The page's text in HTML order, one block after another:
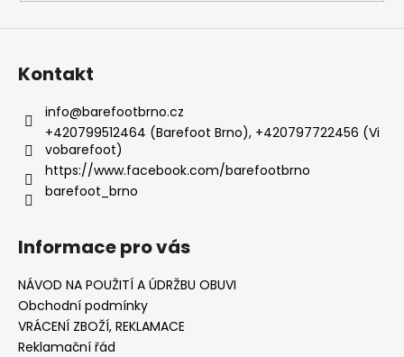
Kontakt
info@barefootbrno.cz
+420799512464 (Barefoot Brno), +420797722456 (Vi
vobarefoot)
https://www.facebook.com/barefootbrno
barefoot_brno
Informace pro vás
NÁVOD NA POUŽITÍ A ÚDRŽBU OBUVI
Obchodní podmínky
VRÁCENÍ ZBOŽÍ, REKLAMACE
Reklamační řád